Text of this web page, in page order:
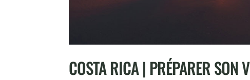
COSTA RICA | PRÉPARER SON